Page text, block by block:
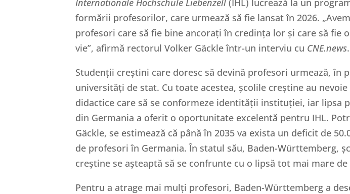
formării profesorilor, care urmează să fie lansat în 2026.
profesori care să fie bine ancorați în credința lor și care să fie
vie”, afirmă rectorul Volker Gäckle într-un interviu cu CNE.news.
Studenții creștini care doresc să devină profesori urmează, în
universități de stat. Cu toate acestea, școlile creștine au nevoie
didactice care să se conformeze identității instituției, iar lipsa
din Germania a oferit o oportunitate excelentă pentru IHL.
Gäckle, se estimează că până în 2035 va exista un deficit de
de profesori în Germania. În statul său, Baden-Württemberg,
creștine se așteaptă să se confrunte cu o lipsă tot mai mare
Pentru a atrage mai mulți profesori, Baden-Württemberg a